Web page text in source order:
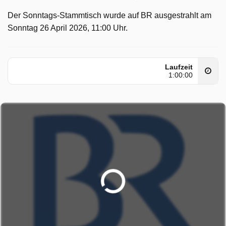
Der Sonntags-Stammtisch wurde auf BR ausgestrahlt am
Sonntag 26 April 2026, 11:00 Uhr.
Laufzeit
1:00:00